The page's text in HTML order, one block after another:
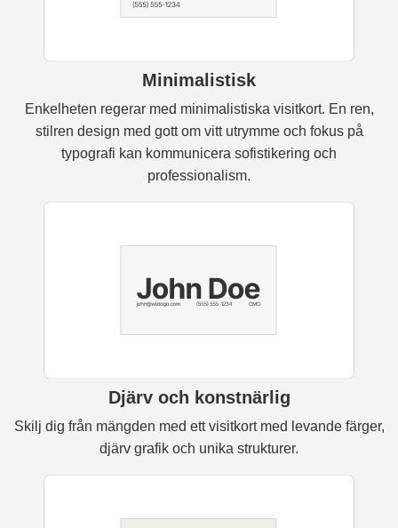
Minimalistisk
Enkelheten regerar med minimalistiska visitkort. En ren,
stilren design med gott om vitt utrymme och fokus på
typografi kan kommunicera sofistikering och
professionalism.
Djärv och konstnärlig
Skilj dig från mängden med ett visitkort med levande färger,
djärv grafik och unika strukturer.